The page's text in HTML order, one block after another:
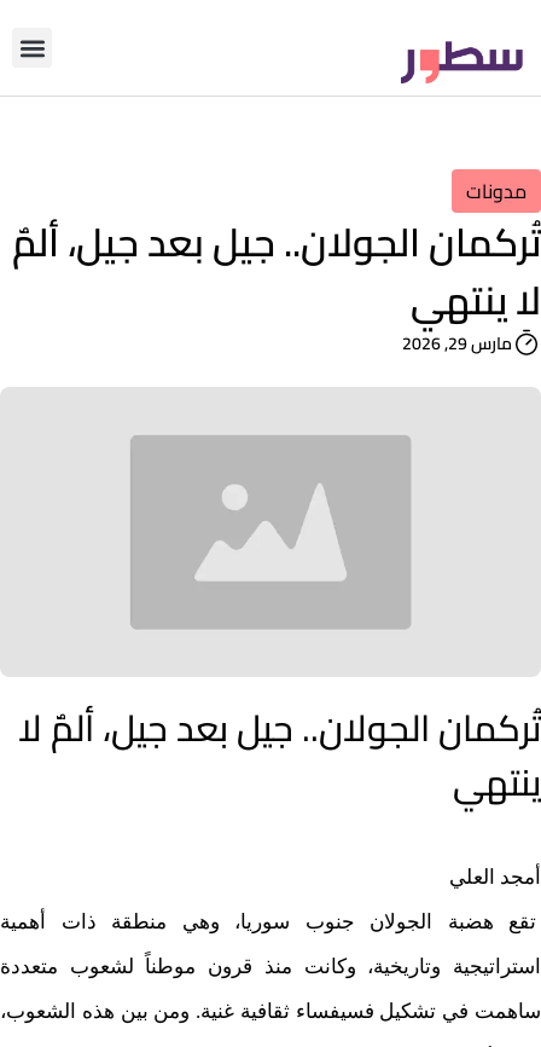
مدونات
تُركمان الجولان.. جيل بعد جيل، ألمٌ
لا ينتهي
مارس 29, 2026
تُركمان الجولان.. جيل بعد جيل، ألمٌ لا
ينتهي
أمجد العلي
تقع هضبة الجولان جنوب سوريا، وهي منطقة ذات أهمية
استراتيجية وتاريخية، وكانت منذ قرون موطناً لشعوب متعددة
ساهمت في تشكيل فسيفساء ثقافية غنية. ومن بين هذه الشعوب،